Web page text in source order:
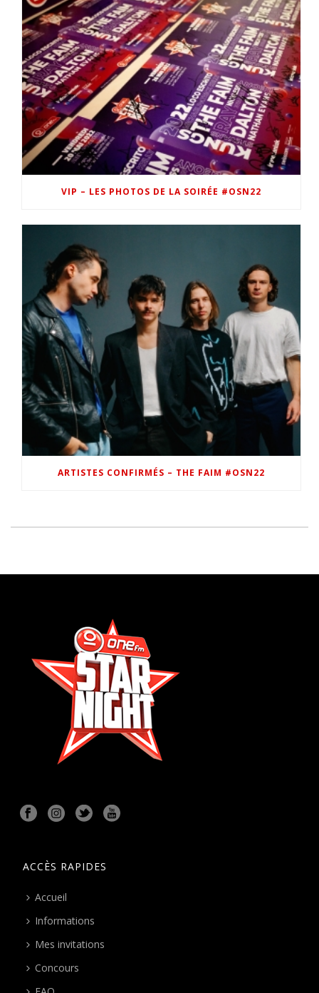
VIP – LES PHOTOS DE LA SOIRÉE #OSN22
ARTISTES CONFIRMÉS – THE FAIM #OSN22
ACCÈS RAPIDES
Accueil
Informations
Mes invitations
Concours